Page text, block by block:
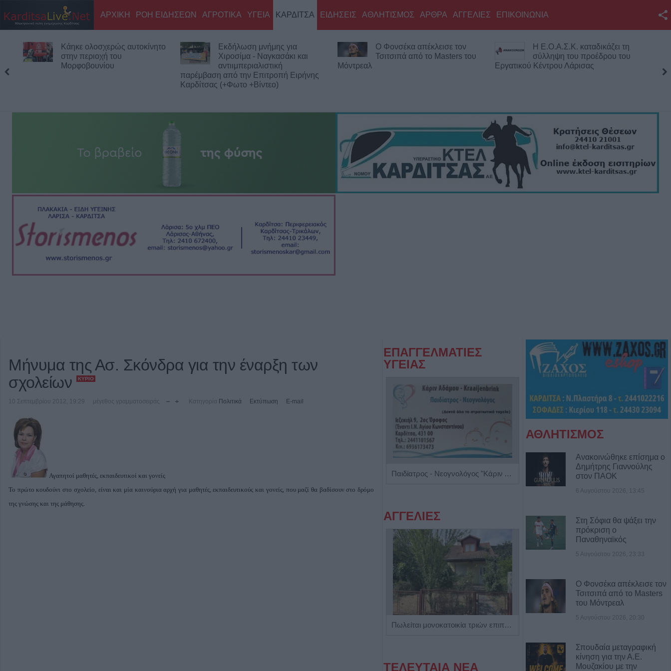
Twitter
YouTube
RSS
Επικοινωνία με το
KarditsaLive.Net
ΑΡΧΙΚΗ ΡΟΗ ΕΙΔΗΣΕΩΝ ΑΓΡΟΤΙΚΑ ΥΓΕΙΑ ΚΑΡΔΙΤΣΑ ΕΙΔΗΣΕΙΣ ΑΘΛΗΤΙΣΜΟΣ ΑΡΘΡΑ ΑΓΓΕΛΙΕΣ ΕΠΙΚΟΙΝΩΝΙΑ
Κάηκε ολοσχερώς αυτοκίνητο
στην περιοχή του
Μορφοβουνίου
Εκδήλωση μνήμης για
Χιροσίμα - Ναγκασάκι και
αντιιμπεριαλιστική
παρέμβαση από την Επιτροπή Ειρήνης
Καρδίτσας (+Φωτο +Βίντεο)
Ο Φονσέκα απέκλεισε τον
Τσιτσιπά από το Masters του
Μόντρεαλ
Η Ε.Ο.Α.Σ.Κ. καταδικάζει τη
σύλληψη του προέδρου του
Εργατικού Κέντρου Λάρισας
Μήνυμα της Ασ. Σκόνδρα για την έναρξη των
σχολείων
ΚΎΡΙΟ
10 Σεπτεμβρίου 2012, 19:29 μέγεθος γραμματοσειράς Κατηγορία Πολιτικά Εκτύπωση E-mail
Αγαπητοί μαθητές, εκπαιδευτικοί και γονείς
Το πρώτο κουδούνι στο σχολείο, είναι και μία καινούρια αρχή για μαθητές, εκπαιδευτικούς και γονείς, που μαζί θα βαδίσουν στο δρόμο
της γνώσης και της μάθησης.
ΕΠΑΓΓΕΛΜΑΤΙΕΣ
ΥΓΕΙΑΣ
Παιδίατρος - Νεογνολόγος "Κάριν Αδάμου - Kraaijenbrink" Βιοπαθολόγος - Μικροβιολόγος "Ελένη Μηλίτση"
ΑΓΓΕΛΙΕΣ
Πωλείται μονοκατοικία τριών επιπέδων στο καταπράσινο Πευκόφυτο Καρδίτσας
ΤΕΛΕΥΤΑΙΑ ΝΕΑ
ΑΘΛΗΤΙΣΜΟΣ
Ανακοινώθηκε επίσημα ο
Δημήτρης Γιαννούλης
στον ΠΑΟΚ
6 Αυγούστου 2026, 13:45
Στη Σόφια θα ψάξει την
πρόκριση ο
Παναθηναϊκός
5 Αυγούστου 2026, 23:33
Ο Φονσέκα απέκλεισε τον
Τσιτσιπά από το Masters
του Μόντρεαλ
5 Αυγούστου 2026, 20:30
Σπουδαία μεταγραφική
κίνηση για την Α.Ε.
Μουζακίου με την